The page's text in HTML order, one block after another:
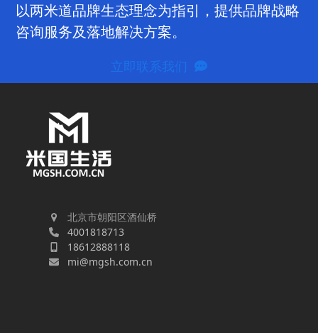
以两米道品牌生态理念为指引，提供品牌战略
咨询服务及落地解决方案。
立即联系我们
北京市朝阳区酒仙桥
4001818713
18612888118
mi@mgsh.com.cn